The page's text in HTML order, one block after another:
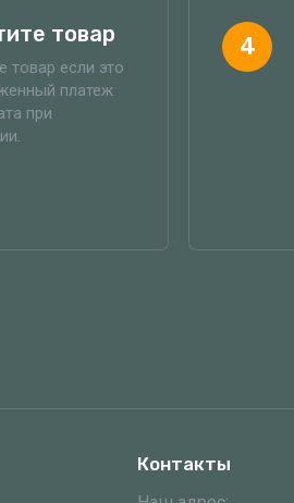
товар
товар если это
платеж
при
4
Контакты